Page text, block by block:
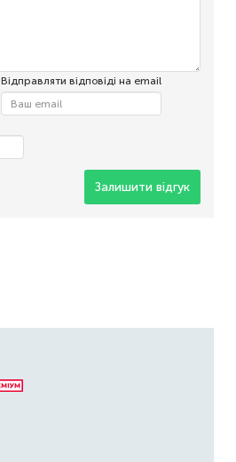
Відправляти відповіді на email
Залишити відгук